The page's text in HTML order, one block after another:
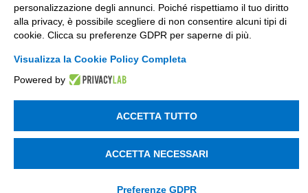
Verifica attestato di presenza
POLICIES AND TERMS
Informativa cookie
© 2003 - 2026 Tinexta Visura S.p.A.
personalizzazione degli annunci. Poiché rispettiamo il tuo diritto
alla privacy, è possibile scegliere di non consentire alcuni tipi di
cookie. Clicca su preferenze GDPR per saperne di più.
Visualizza la Cookie Policy Completa
Powered by
ACCETTA TUTTO
ACCETTA NECESSARI
Preferenze GDPR